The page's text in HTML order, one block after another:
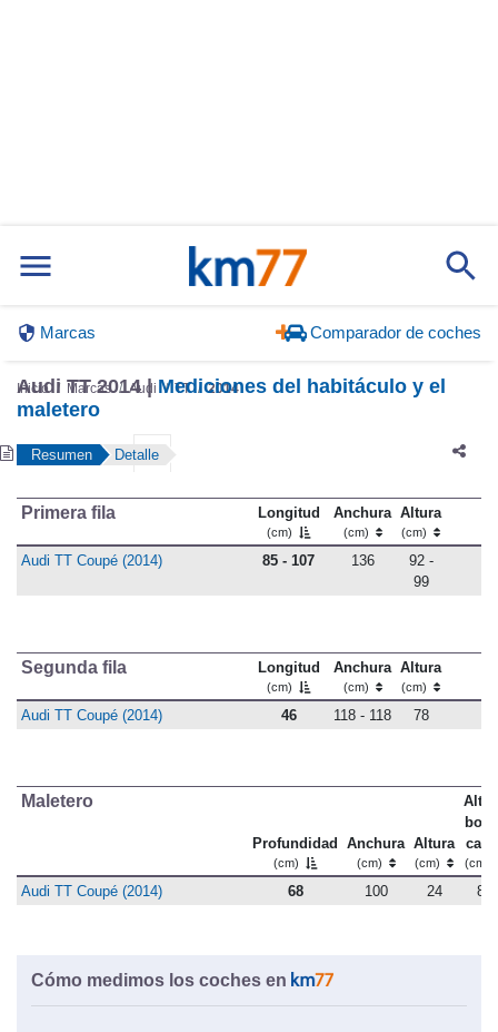
Marcas Comparador de coches
Inicio Marcas Audi TT 2014
Audi TT 2014 |Mediciones del habitáculo y el
maletero
Resumen Detalle
Primera fila Longitud
(cm)
Anchura
(cm)
Altura
(cm)
Audi TT Coupé (2014) 85 - 107 136
92 -
99
Segunda fila Longitud
(cm)
Anchura
(cm)
Altura
(cm)
Audi TT Coupé (2014) 46 118 - 118 78
Maletero
Profundidad
(cm)
Anchura
(cm)
Altura
(cm) (cm)
Audi TT Coupé (2014) 68 100 24 82
Cómo medimos los coches en